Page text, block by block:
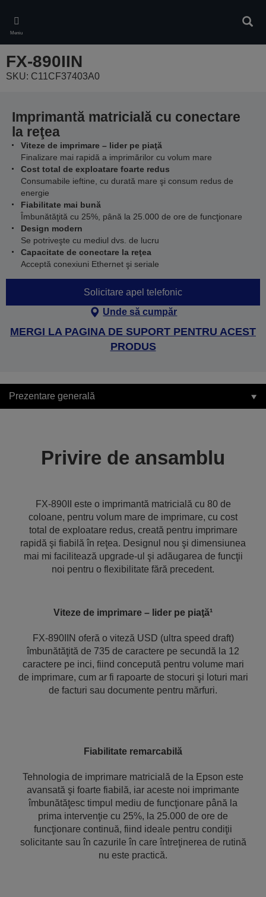
main
content
Meniu
FX-890IIN
SKU: C11CF37403A0
Imprimantă matricială cu conectare
la reţea
Viteze de imprimare – lider pe piaţă
Finalizare mai rapidă a imprimărilor cu volum mare
Cost total de exploatare foarte redus
Consumabile ieftine, cu durată mare şi consum redus de
energie
Fiabilitate mai bună
Îmbunătăţită cu 25%, până la 25.000 de ore de funcţionare
Design modern
Se potriveşte cu mediul dvs. de lucru
Capacitate de conectare la reţea
Acceptă conexiuni Ethernet şi seriale
Solicitare apel telefonic
Unde să cumpăr
MERGI LA PAGINA DE SUPORT PENTRU ACEST
PRODUS
Prezentare generală
Privire de ansamblu
FX-890II este o imprimantă matricială cu 80 de
coloane, pentru volum mare de imprimare, cu cost
total de exploatare redus, creată pentru imprimare
rapidă şi fiabilă în reţea. Designul nou şi dimensiunea
mai mi facilitează upgrade-ul şi adăugarea de funcţii
noi pentru o flexibilitate fără precedent.
Viteze de imprimare – lider pe piaţă¹
FX-890IIN oferă o viteză USD (ultra speed draft)
îmbunătăţită de 735 de caractere pe secundă la 12
caractere pe inci, fiind concepută pentru volume mari
de imprimare, cum ar fi rapoarte de stocuri şi loturi mari
de facturi sau documente pentru mărfuri.
Fiabilitate remarcabilă
Tehnologia de imprimare matricială de la Epson este
avansată şi foarte fiabilă, iar aceste noi imprimante
îmbunătăţesc timpul mediu de funcţionare până la
prima intervenţie cu 25%, la 25.000 de ore de
funcţionare continuă, fiind ideale pentru condiţii
solicitante sau în cazurile în care întreţinerea de rutină
nu este practică.